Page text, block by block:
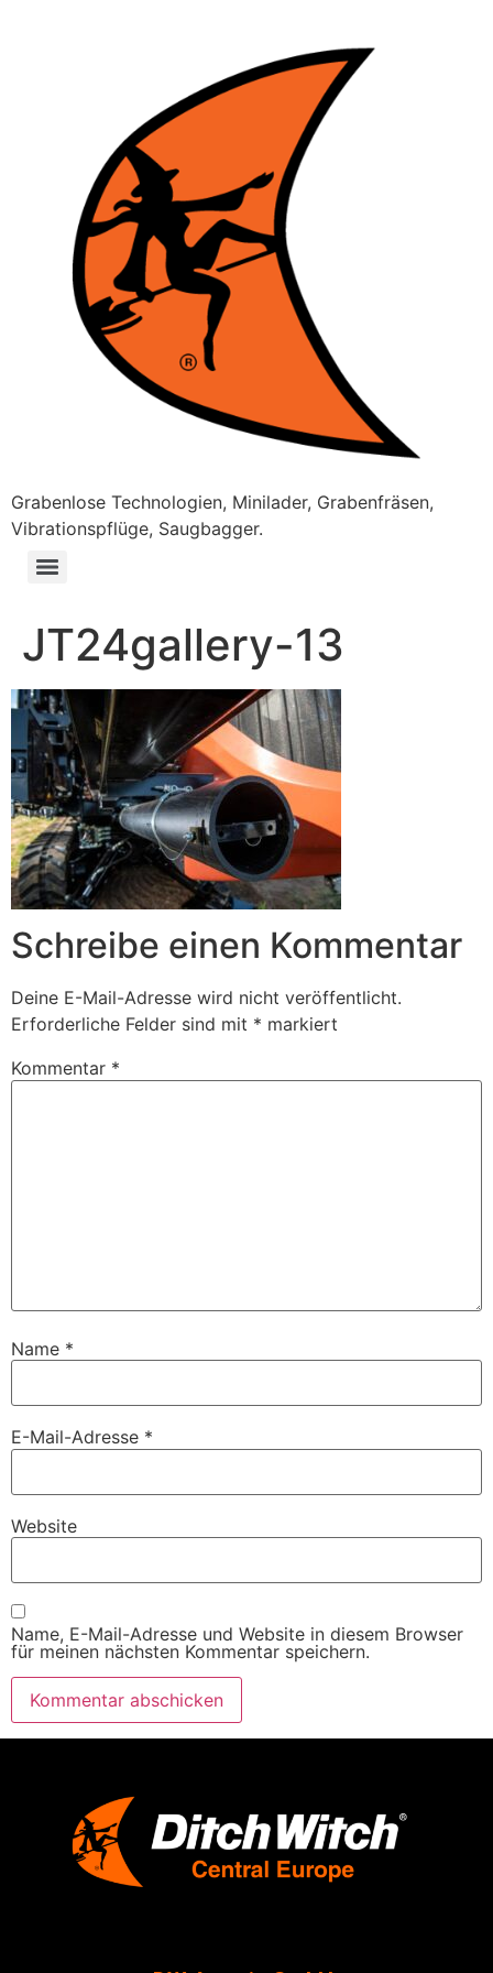
Grabenlose Technologien, Minilader, Grabenfräsen,
Vibrationspflüge, Saugbagger.
JT24gallery-13
Schreibe einen Kommentar
Deine E-Mail-Adresse wird nicht veröffentlicht.
Erforderliche Felder sind mit * markiert
Kommentar *
Name *
E-Mail-Adresse *
Website
Name, E-Mail-Adresse und Website in diesem Browser
für meinen nächsten Kommentar speichern.